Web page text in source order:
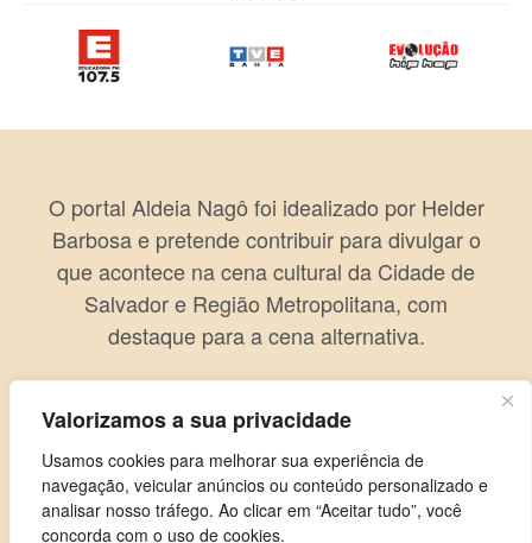
Valorizamos a sua privacidade
Usamos cookies para melhorar sua experiência de
navegação, veicular anúncios ou conteúdo personalizado e
analisar nosso tráfego. Ao clicar em “Aceitar tudo”, você
concorda com o uso de cookies.
O portal Aldeia Nagô foi idealizado por Helder
Barbosa e pretende contribuir para divulgar o
que acontece na cena cultural da Cidade de
Salvador e Região Metropolitana, com
destaque para a cena alternativa.